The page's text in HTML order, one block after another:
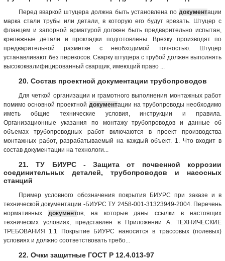
Перед вваркой штуцера должна быть установлена по документации
марка стали трубы или детали, в которую его будут врезать. Штуцер с
фланцем и запорной арматурой должен быть предварительно испытан,
крепежные детали и прокладки подготовлены. Врезку производят по
предварительной разметке с необходимой точностью. Штуцер
устанавливают без перекосов. Сварку штуцера с трубой должен выполнять
высококвалифицированный сварщик, имеющий право ...
20. Состав проектной документации трубопроводов
Для четкой организации и грамотного выполнения монтажных работ
помимо основной проектной документации на трубопроводы необходимо
иметь общие технические условия, инструкции и правила.
Организационные указания по монтажу трубопроводов и данные об
объемах трубопроводных работ включаются в проект производства
монтажных работ, разрабатываемый на каждый объект. 1. Что входит в
состав документации на технологи...
21. ТУ БИУРС - Защита от почвенной коррозии
соединительных деталей, трубопроводов и насосных
станций
Пример условного обозначения покрытия БИУРС при заказе и в
технической документации -БИУРС ТУ 2458-001-31323949-2004. Перечень
нормативных документов, на которые даны ссылки в настоящих
технических условиях, представлен в Приложении А. ТЕХНИЧЕСКИЕ
ТРЕБОВАНИЯ 1.1 Покрытие БИУРС наносится в трассовых (полевых)
условиях и должно соответствовать требо...
22. Очки защитные ГОСТ Р 12.4.013-97